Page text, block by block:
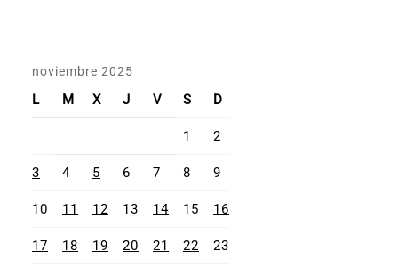
noviembre 2025
L M X J V S D
1 2
3 4 5 6 7 8 9
10 11 12 13 14 15 16
17 18 19 20 21 22 23